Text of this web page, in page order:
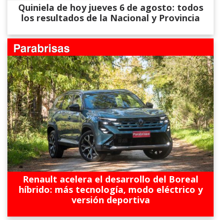
Quiniela de hoy jueves 6 de agosto: todos
los resultados de la Nacional y Provincia
Renault acelera el desarrollo del Boreal
híbrido: más tecnología, modo eléctrico y
versión deportiva